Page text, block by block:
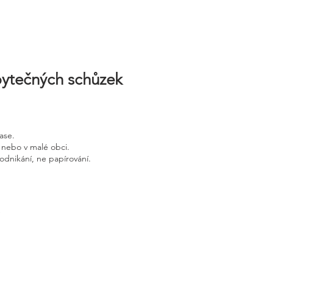
schůzek
v malé obci.
ne papírování.